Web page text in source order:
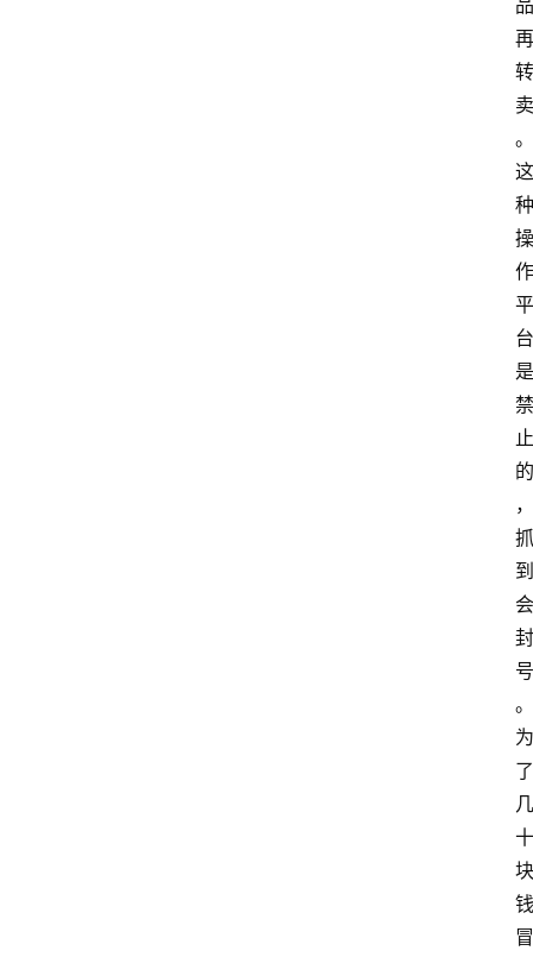
品
再
转
卖
。
这
种
操
作
平
台
是
禁
止
的
，
抓
到
会
封
号
。
为
了
几
十
块
钱
冒